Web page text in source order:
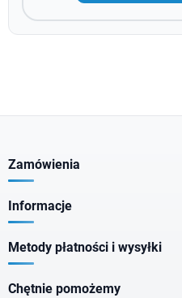
Zamówienia
Informacje
Metody płatności i wysyłki
Chętnie pomożemy